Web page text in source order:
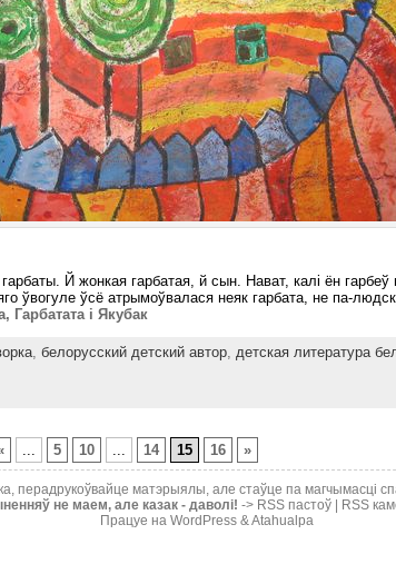
Й жонкая гарбатая, й сын. Нават, калі ён
ўвогуле ўсё атрымоўвалася неяк гарбата, не па-
Гарбатата і Якубак
, белорусский детский автор, детская литература
... 5 10 ... 14 15 16 »
перадрукоўвайце матэрыялы, але стаўце па магчымасці
не маем, але казак - даволі! -> RSS пастоў|
RSS
Працуе на WordPress & Atahualpa